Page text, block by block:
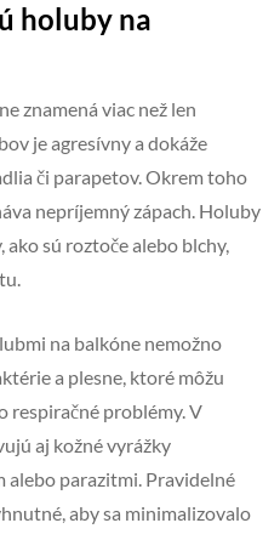
holuby na
znamená viac než len
je agresívny a dokáže
či parapetov. Okrem toho
nepríjemný zápach. Holuby
sú roztoče alebo blchy,
na balkóne nemožno
a plesne, ktoré môžu
respiračné problémy. V
aj kožné vyrážky
alebo parazitmi. Pravidelné
aby sa minimalizovalo